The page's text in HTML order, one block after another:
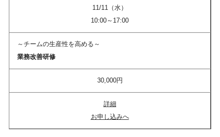
11/11（水）
10:00～17:00
～チームの生産性を高める～
業務改善研修
30,000円
詳細
お申し込みへ